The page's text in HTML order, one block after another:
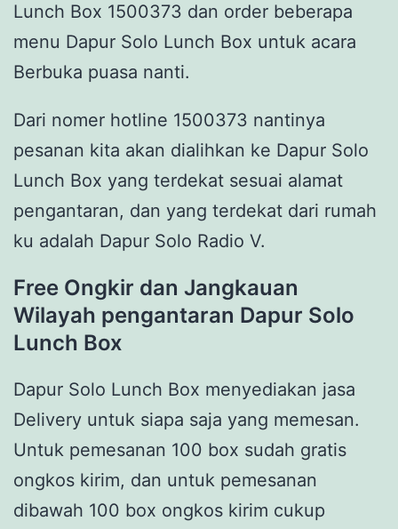
Lunch Box 1500373 dan order beberapa
menu Dapur Solo Lunch Box untuk acara
Berbuka puasa nanti.
Dari nomer hotline 1500373 nantinya
pesanan kita akan dialihkan ke Dapur Solo
Lunch Box yang terdekat sesuai alamat
pengantaran, dan yang terdekat dari rumah
ku adalah Dapur Solo Radio V.
Free Ongkir dan Jangkauan
Wilayah pengantaran Dapur Solo
Lunch Box
Dapur Solo Lunch Box menyediakan jasa
Delivery untuk siapa saja yang memesan.
Untuk pemesanan 100 box sudah gratis
ongkos kirim, dan untuk pemesanan
dibawah 100 box ongkos kirim cukup